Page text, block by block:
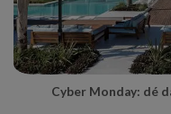
Cyber Monday: dé